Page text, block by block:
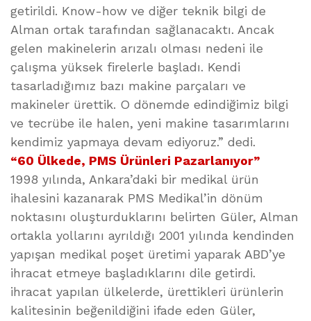
getirildi. Know-how ve diğer teknik bilgi de
Alman ortak tarafından sağlanacaktı. Ancak
gelen makinelerin arızalı olması nedeni ile
çalışma yüksek firelerle başladı. Kendi
tasarladığımız bazı makine parçaları ve
makineler ürettik. O dönemde edindiğimiz bilgi
ve tecrübe ile halen, yeni makine tasarımlarını
kendimiz yapmaya devam ediyoruz.” dedi.
“60 Ülkede, PMS Ürünleri Pazarlanıyor”
1998 yılında, Ankara’daki bir medikal ürün
ihalesini kazanarak PMS Medikal’in dönüm
noktasını oluşturduklarını belirten Güler, Alman
ortakla yollarını ayrıldığı 2001 yılında kendinden
yapışan medikal poşet üretimi yaparak ABD’ye
ihracat etmeye başladıklarını dile getirdi.
ihracat yapılan ülkelerde, ürettikleri ürünlerin
kalitesinin beğenildiğini ifade eden Güler,